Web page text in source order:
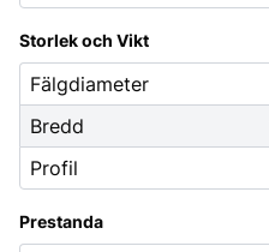
Storlek och Vikt
Fälgdiameter
Bredd
Profil
Prestanda